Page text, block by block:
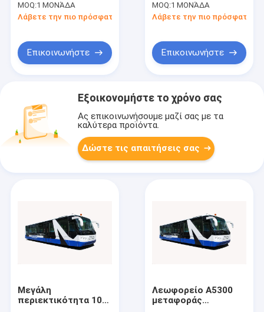
αερολιμένων
μηχανών diesel
×3000mm×3178mm
MOQ:1 ΜΟΝΆΔΑ
Λάβετε την πιο πρόσφατη τιμή
Επικοινωνήστε
αερολιμένων με την
πόρτα A5300
MOQ:1 ΜΟΝΆΔΑ
Λάβετε την πιο πρόσφατη
Επικοινωνήστε
Εξοικονομήστε το χρόνο σας
Ας επικοινωνήσουμε μαζί σας με τα
καλύτερα προϊόντα.
Δώστε τις απαιτήσεις σας
Μεγάλη
περιεκτικότητα 102
Λεωφορείο A5300
μεταφοράς